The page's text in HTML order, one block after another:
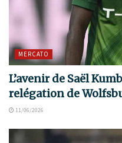
MERCATO
L’avenir de Saël
relégation de
11/06/2026